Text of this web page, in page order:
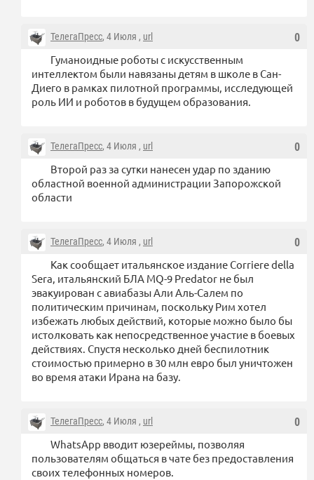
0
ТелегаПресс, 4 Июля , url
Гуманоидные роботы с искусственным
интеллектом были навязаны детям в школе в Сан-
Диего в рамках пилотной программы, исследующей
роль ИИ и роботов в будущем образования.
0
ТелегаПресс, 4 Июля , url
Второй раз за сутки нанесен удар по зданию
областной военной администрации Запорожской
области
0
ТелегаПресс, 4 Июля , url
Как сообщает итальянское издание Corriere della
Sera, итальянский БЛА MQ-9 Predator не был
эвакуирован с авиабазы Али Аль-Салем по
политическим причинам, поскольку Рим хотел
избежать любых действий, которые можно было бы
истолковать как непосредственное участие в боевых
действиях. Спустя несколько дней беспилотник
стоимостью примерно в 30 млн евро был уничтожен
во время атаки Ирана на базу.
0
ТелегаПресс, 4 Июля , url
WhatsApp вводит юзереймы, позволяя
пользователям общаться в чате без предоставления
своих телефонных номеров.